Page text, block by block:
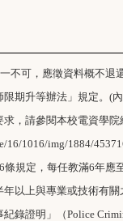
不可，應徵資料概不退
期升等辦法」規定。(
，請參閱本校電資學
16/1016/img/1884/
規定，每任教滿6年應
以上與專業或技術有
錄證明」（Police